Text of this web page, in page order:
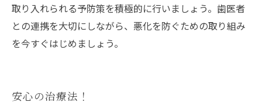
取り入れられる予防策を積極的に行いましょう。歯医者
との連携を大切にしながら、悪化を防ぐための取り組み
を今すぐはじめましょう。
安心の治療法！